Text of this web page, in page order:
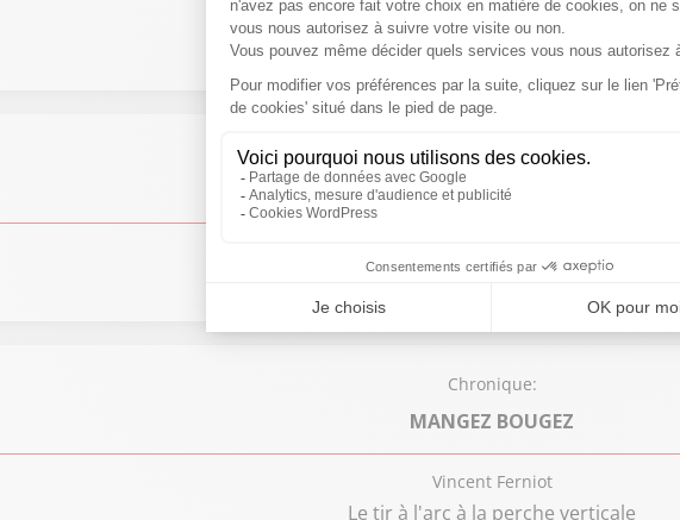
Vincent Ferniot
Concert sur l'eau : PianO du lac
Chronique:
DE BELLES MÉDAILLES
Les yaourts fermiers de Mam’zelle Popinette
Chronique:
MANGEZ BOUGEZ
Vincent Ferniot
Le tir à l'arc à la perche verticale